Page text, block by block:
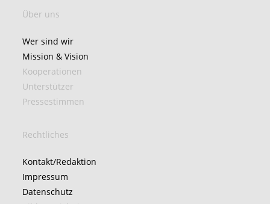
Über uns
Wer sind wir
Mission & Vision
Kooperationen
Unterstützer
Pressestimmen
Rechtliches
Kontakt/Redaktion
Impressum
Datenschutz